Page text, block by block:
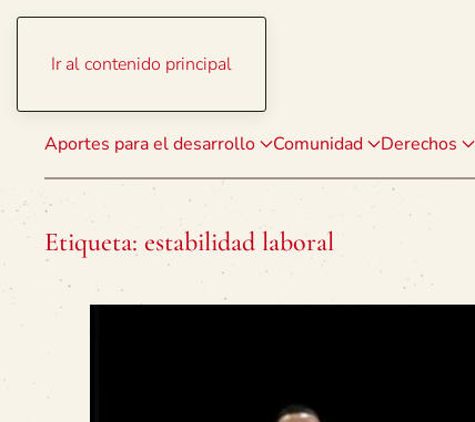
Ir al contenido principal
Aportes para el desarrollo Comunidad Derechos
Etiqueta: estabilidad laboral